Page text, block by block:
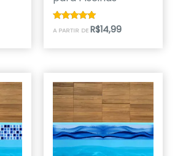
Avaliação
5.00
A PARTIR DE R$14,99